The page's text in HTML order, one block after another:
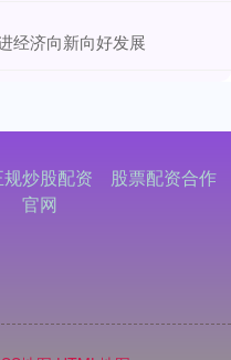
经济向新向好发展
规炒股配资
官网
股票配资合作